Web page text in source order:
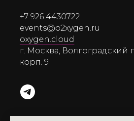
+7 926 4430722
events@o2xygen.ru
oxygen.cloud
г. Москва, Волгоградский
корп. 9